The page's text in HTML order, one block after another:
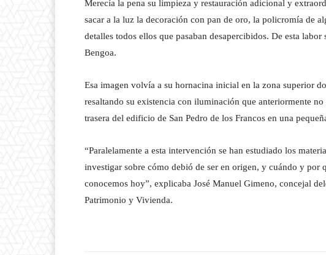
Merecía la pena su limpieza y restauración adicional y
sacar a la luz la decoración con pan de oro, la policromía de
detalles todos ellos que pasaban desapercibidos. De esta
Bengoa.
Esa imagen volvía a su hornacina inicial en la zona superior
resaltando su existencia con iluminación que anteriormente
trasera del edificio de San Pedro de los Francos en una
“Paralelamente a esta intervención se han estudiado los
investigar sobre cómo debió de ser en origen, y cuándo y por
conocemos hoy”, explicaba José Manuel Gimeno, concejal
Patrimonio y Vivienda.